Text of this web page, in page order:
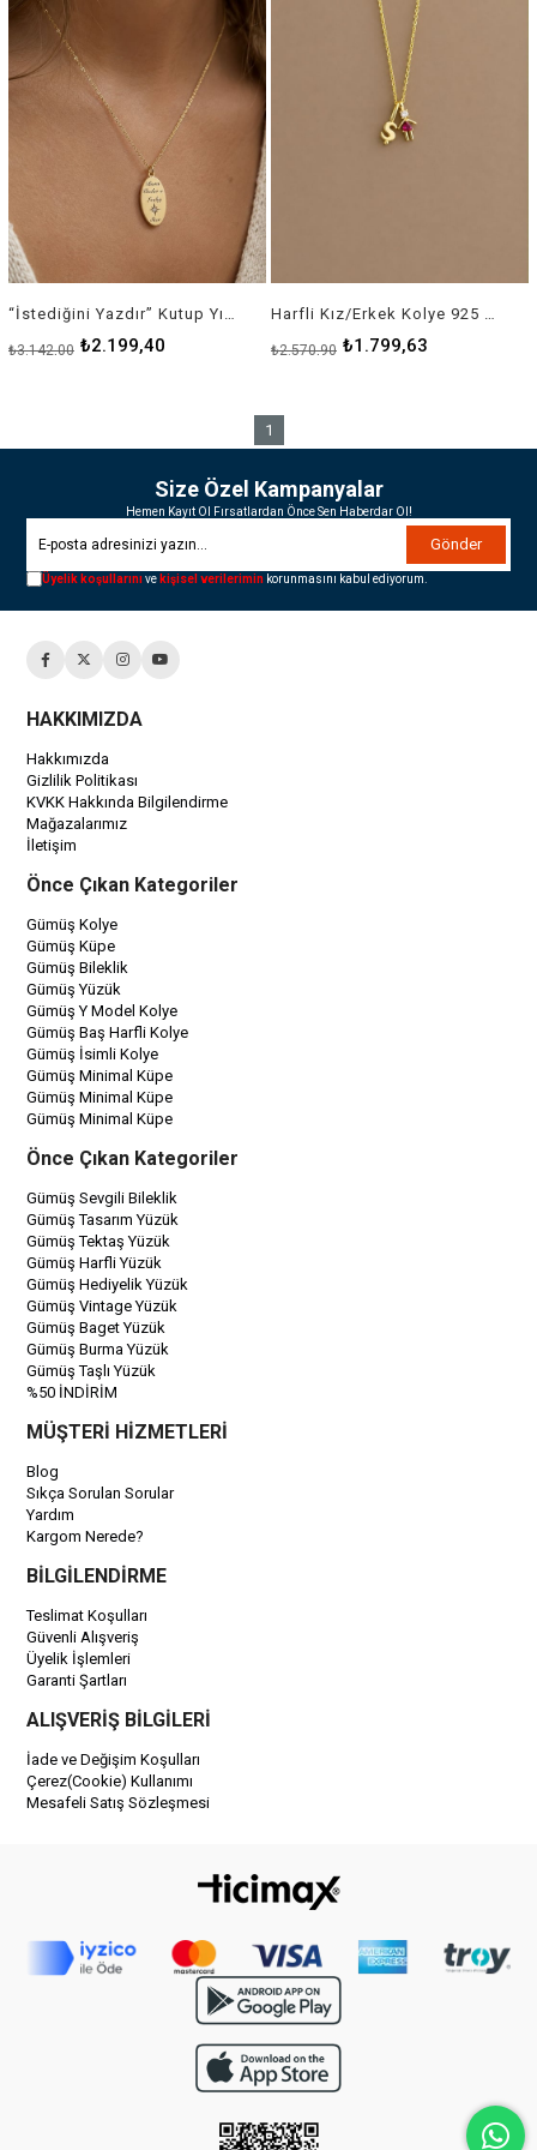
₺2.199,40
₺3.142,00 ₺1.799,63
₺2.570,90
1
Size Özel Kampanyalar
Hemen Kayıt Ol Fırsatlardan Önce Sen Haberdar Ol!
Gönder
Üyelik koşullarınıve kişisel verilerimin korunmasını kabul ediyorum.
HAKKIMIZDA
Hakkımızda
Gizlilik Politikası
KVKK Hakkında Bilgilendirme
Mağazalarımız
İletişim
Önce Çıkan Kategoriler
Gümüş Kolye
Gümüş Küpe
Gümüş Bileklik
Gümüş Yüzük
Gümüş Y Model Kolye
Gümüş Baş Harfli Kolye
Gümüş İsimli Kolye
Gümüş Minimal Küpe
Gümüş Minimal Küpe
Gümüş Minimal Küpe
Önce Çıkan Kategoriler
Gümüş Sevgili Bileklik
Gümüş Tasarım Yüzük
Gümüş Tektaş Yüzük
Gümüş Harfli Yüzük
Gümüş Hediyelik Yüzük
Gümüş Vintage Yüzük
Gümüş Baget Yüzük
Gümüş Burma Yüzük
Gümüş Taşlı Yüzük
%50 İNDİRİM
MÜŞTERİ HİZMETLERİ
Blog
Sıkça Sorulan Sorular
Yardım
Kargom Nerede?
BİLGİLENDİRME
Teslimat Koşulları
Güvenli Alışveriş
Üyelik İşlemleri
Garanti Şartları
ALIŞVERİŞ BİLGİLERİ
İade ve Değişim Koşulları
Çerez(Cookie) Kullanımı
Mesafeli Satış Sözleşmesi